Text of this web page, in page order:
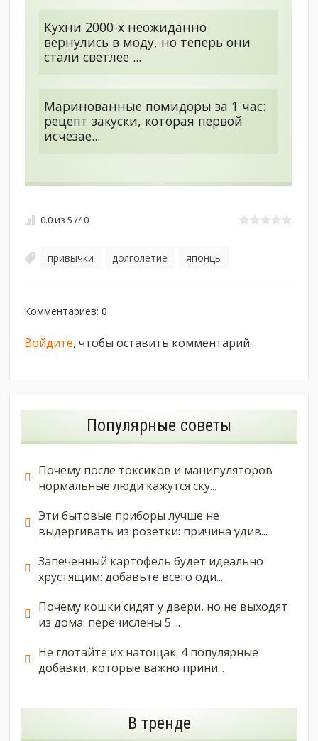
Кухни 2000-х неожиданно
вернулись в моду, но теперь они
стали светлее ...
Маринованные помидоры за 1 час:
рецепт закуски, которая первой
исчезае...
0.0из5 // 0
привычки долголетие японцы
Комментариев:0
Войдите, чтобы оставить комментарий.
Популярные советы
Почему после токсиков и манипуляторов
нормальные люди кажутся ску...
Эти бытовые приборы лучше не
выдергивать из розетки: причина удив...
Запеченный картофель будет идеально
хрустящим: добавьте всего оди...
Почему кошки сидят у двери, но не выходят
из дома: перечислены 5 ...
Не глотайте их натощак: 4 популярные
добавки, которые важно прини...
В тренде